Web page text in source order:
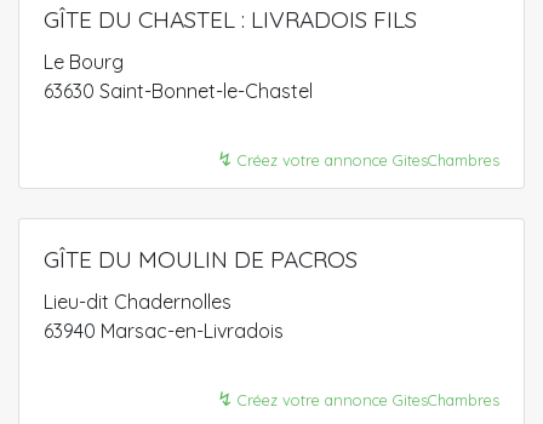
GÎTE DU CHASTEL : LIVRADOIS FILS
Le Bourg
63630 Saint-Bonnet-le-Chastel
↯ Créez votre annonce GitesChambres
GÎTE DU MOULIN DE PACROS
Lieu-dit Chadernolles
63940 Marsac-en-Livradois
↯ Créez votre annonce GitesChambres